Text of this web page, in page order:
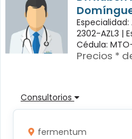
2302-AZL3 |
Cédula:
Precios *
Consultorios
fermentum